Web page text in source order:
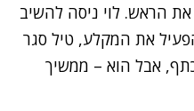
הראש. לוי ניסה להשיב
את המקלע, טיל סגר
אבל הוא – ממשיך